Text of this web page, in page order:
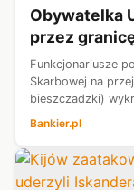
Obywatelka
przez
Funkcjonariusze
Skarbowej na
bieszczadzki)
Bankier.pl